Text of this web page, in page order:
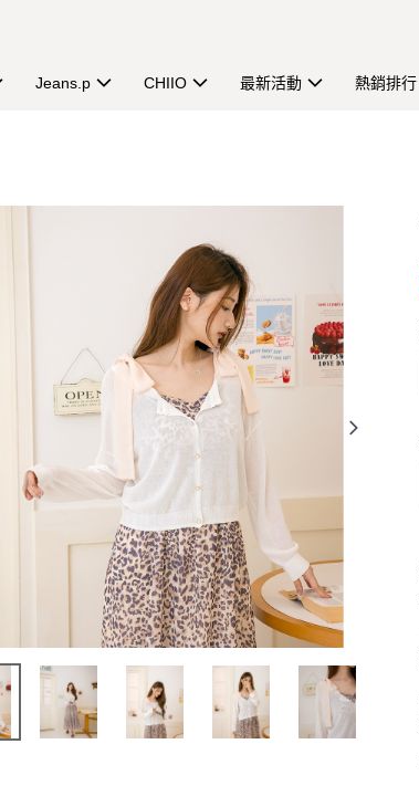
Jeans.p CHIIO 最新活動 熱銷排行